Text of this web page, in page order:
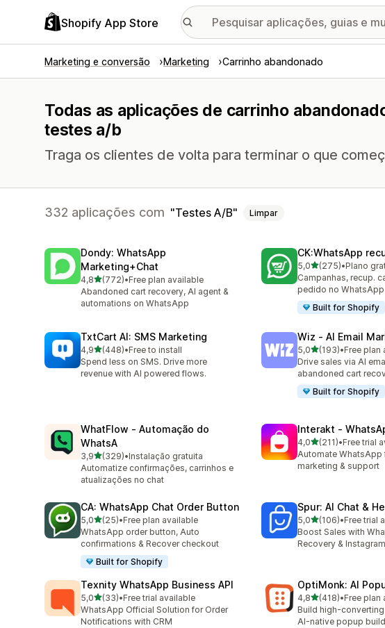
Shopify App Store
Marketing e conversão Marketing Carrinho abandonado
Todas as aplicações de carrinho
testes a/b
Traga os clientes de volta para terminar o que
332 aplicações com Testes A/B Limpar
Dondy: WhatsApp
Marketing+Chat
4,8de 5 estrelas
(772)
772 total de avaliações
•Free plan available
Abandoned cart recovery, AI agent &
automations on WhatsApp
CK:WhatsApp
5,0de 5 estrelas
(275)
275 total de
•Plano
Campanhas, recup.
pedido no
Built for Shopify
TxtCart AI: SMS Marketing
4,9de 5 estrelas
(448)
448 total de avaliações
•Free to install
Spend less on SMS. Drive more
revenue with AI powered flows.
Wiz ‑ AI Email
5,0de 5 estrelas
(193)
193 total de
•Free plan
Drive sales via AI
abandoned cart
Built for Shopify
WhatFlow ‑ Automação do
WhatsA
3,9de 5 estrelas
(329)
329 total de avaliações
•Instalação gratuita
Automatize confirmações, carrinhos e
atualizações no chat
Interakt ‑
4,0de 5 estrelas
(211)
211 total de
•Free trial
Automate WhatsApp
marketing & support
CA: WhatsApp Chat Order Button
5,0de 5 estrelas
(25)
25 total de avaliações
•Free plan available
WhatsApp order button, Auto
confirmations & Recover checkout
Built for Shopify
Spur: AI Chat &
5,0de 5 estrelas
(106)
106 total de
•Free trial
Boost Sales with
Recovery &
Texnity WhatsApp Business API
5,0de 5 estrelas
(33)
33 total de avaliações
•Free trial available
WhatsApp Official Solution for Order
Notifications with CRM
OptiMonk: AI
4,8de 5 estrelas
(418)
418 total de
•Free plan
Build high-
AI-native popup